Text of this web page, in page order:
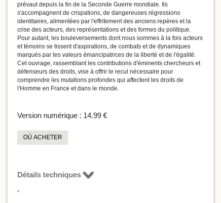
prévaut depuis la fin de la Seconde Guerre mondiale. Ils
s'accompagnent de crispations, de dangereuses régressions
identitaires, alimentées par l'effritement des anciens repères et la
crise des acteurs, des représentations et des formes du politique.
Pour autant, les bouleversements dont nous sommes à la fois acteurs
et témoins se tissent d'aspirations, de combats et de dynamiques
marqués par les valeurs émancipatrices de la liberté et de l'égalité.
Cet ouvrage, rassemblant les contributions d'éminents chercheurs et
défenseurs des droits, vise à offrir le recul nécessaire pour
comprendre les mutations profondes qui affectent les droits de
l'Homme en France et dans le monde.
Version numérique : 14.99 €
OÙ ACHETER
Détails techniques